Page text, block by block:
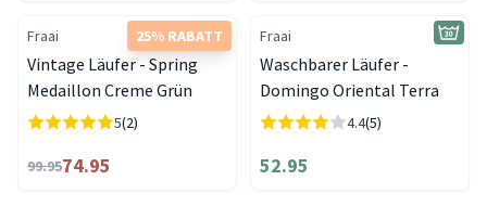
25% RABATT
Fraai
Vintage Läufer - Spring
Medaillon Creme Grün
5(2)
99.9574.95
Fraai
Waschbarer Läufer -
Domingo Oriental Terra
4.4(5)
52.95